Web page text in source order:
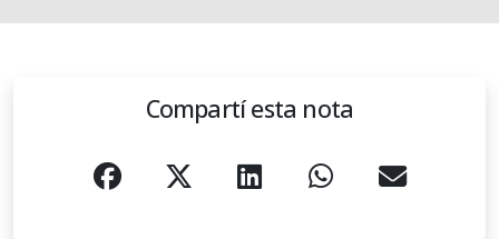
Compartí esta nota